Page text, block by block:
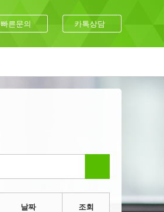
빠른문의 카톡상담
날짜 조회